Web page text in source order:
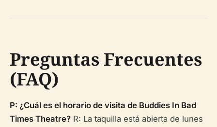
Preguntas Frecuentes
(FAQ)
P: ¿Cuál es el horario de visita de Buddies In Bad
Times Theatre? R: La taquilla está abierta de lunes